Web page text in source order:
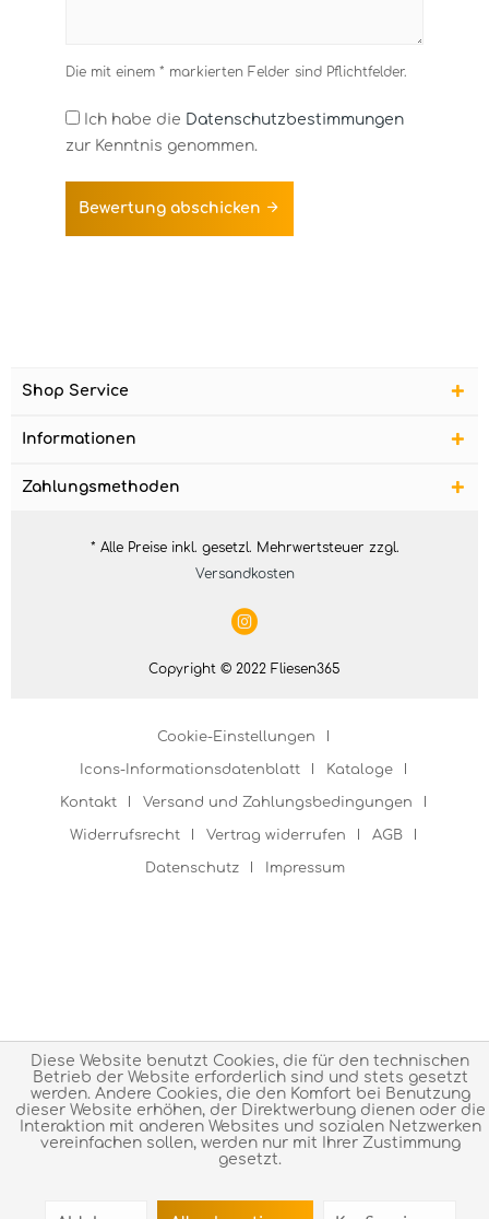
Die mit einem * markierten Felder sind Pflichtfelder.
Ich habe die Datenschutzbestimmungen
zur Kenntnis genommen.
Bewertung abschicken
Shop Service
Informationen
Zahlungsmethoden
* Alle Preise inkl. gesetzl. Mehrwertsteuer zzgl.
Versandkosten
Copyright © 2022 Fliesen365
Cookie-Einstellungen
Icons-Informationsdatenblatt Kataloge
Kontakt Versand und Zahlungsbedingungen
Widerrufsrecht Vertrag widerrufen AGB
Datenschutz Impressum
Diese Website benutzt Cookies, die für den technischen
Betrieb der Website erforderlich sind und stets gesetzt
werden. Andere Cookies, die den Komfort bei Benutzung
dieser Website erhöhen, der Direktwerbung dienen oder die
Interaktion mit anderen Websites und sozialen Netzwerken
vereinfachen sollen, werden nur mit Ihrer Zustimmung
gesetzt.